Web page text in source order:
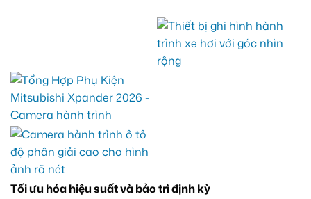
Tối ưu hóa hiệu suất và bảo trì định kỳ